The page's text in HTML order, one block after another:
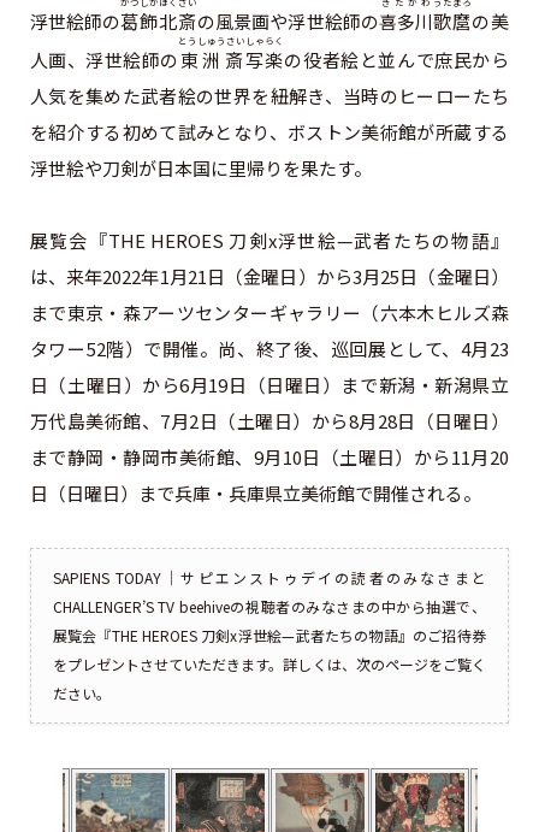
浮世絵師の葛飾北斎の風景画や浮世絵師の喜多川歌麿の美
人画、浮世絵師の東洲斎
とうしゅうさい
写楽
しゃらく
の役者絵と並んで庶民から
人気を集めた武者絵の世界を紐解き、当時のヒーローたち
を紹介する初めて試みとなり、ボストン美術館が所蔵する
浮世絵や刀剣が日本国に里帰りを果たす。
展覧会『THE HEROES 刀剣x浮世絵—武者たちの物語』
は、来年2022年1月21日（金曜日）から3月25日（金曜日）
まで東京・森アーツセンターギャラリー（六本木ヒルズ森
タワー52階）で開催。尚、終了後、巡回展として、4月23
日（土曜日）から6月19日（日曜日）まで新潟・新潟県立
万代島美術館、7月2日（土曜日）から8月28日（日曜日）
まで静岡・静岡市美術館、9月10日（土曜日）から11月20
日（日曜日）まで兵庫・兵庫県立美術館で開催される。
SAPIENS TODAY｜サピエンストゥデイの読者のみなさまと
CHALLENGER’S TV beehiveの視聴者のみなさまの中から抽選で、
展覧会『THE HEROES 刀剣x浮世絵—武者たちの物語』のご招待券
をプレゼントさせていただきます。詳しくは、次のページをご覧く
ださい。